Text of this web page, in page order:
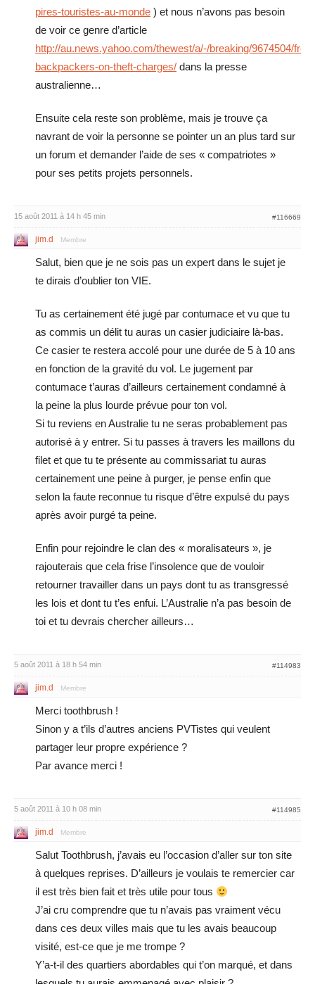
pires-touristes-au-monde ) et nous n’avons pas besoin
de voir ce genre d’article
http://au.news.yahoo.com/thewest/a/-/breaking/9674504/
backpackers-on-theft-charges/ dans la presse
australienne…
Ensuite cela reste son problème, mais je trouve ça
navrant de voir la personne se pointer un an plus tard sur
un forum et demander l’aide de ses « compatriotes »
pour ses petits projets personnels.
15 août 2011 à 14 h 45 min #116669
jim.d Membre
Salut, bien que je ne sois pas un expert dans le sujet je
te dirais d’oublier ton VIE.
Tu as certainement été jugé par contumace et vu que tu
as commis un délit tu auras un casier judiciaire là-bas.
Ce casier te restera accolé pour une durée de 5 à 10 ans
en fonction de la gravité du vol. Le jugement par
contumace t’auras d’ailleurs certainement condamné à
la peine la plus lourde prévue pour ton vol.
Si tu reviens en Australie tu ne seras probablement pas
autorisé à y entrer. Si tu passes à travers les maillons du
filet et que tu te présente au commissariat tu auras
certainement une peine à purger, je pense enfin que
selon la faute reconnue tu risque d’être expulsé du pays
après avoir purgé ta peine.
Enfin pour rejoindre le clan des « moralisateurs », je
rajouterais que cela frise l’insolence que de vouloir
retourner travailler dans un pays dont tu as transgressé
les lois et dont tu t’es enfui. L’Australie n’a pas besoin de
toi et tu devrais chercher ailleurs…
5 août 2011 à 18 h 54 min #114983
jim.d Membre
Merci toothbrush !
Sinon y a t’ils d’autres anciens PVTistes qui veulent
partager leur propre expérience ?
Par avance merci !
5 août 2011 à 10 h 08 min #114985
jim.d Membre
Salut Toothbrush, j’avais eu l’occasion d’aller sur ton site
à quelques reprises. D’ailleurs je voulais te remercier car
il est très bien fait et très utile pour tous
J’ai cru comprendre que tu n’avais pas vraiment vécu
dans ces deux villes mais que tu les avais beaucoup
visité, est-ce que je me trompe ?
Y’a-t-il des quartiers abordables qui t’on marqué, et dans